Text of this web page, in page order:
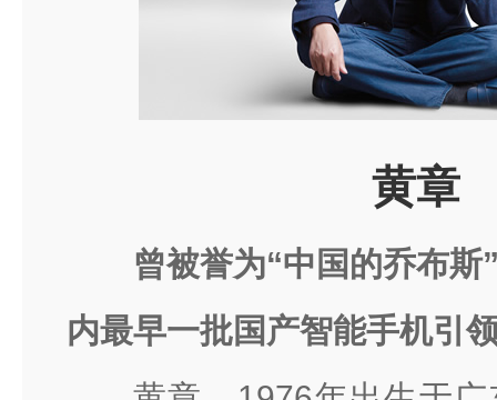
黄章
曾被誉为“中国的乔布斯
内最早一批国产智能手机引